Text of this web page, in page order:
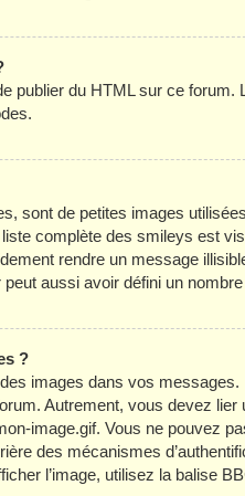
publier du HTML sur ce
sont de petites images
complète des smileys est
rendre un message
peut aussi avoir défini un
?
images dans vos
Autrement, vous devez
image.gif. Vous ne pouvez
des mécanismes
l’image, utilisez la balise